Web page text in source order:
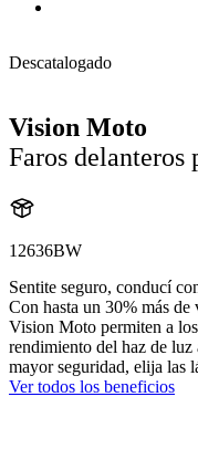
Descatalogado
Vision Moto
Faros delanteros
12636BW
Sentite seguro, conducí
Con hasta un 30% más de
Vision Moto permiten a
rendimiento del haz de
mayor seguridad, elija las
Ver todos los beneficios